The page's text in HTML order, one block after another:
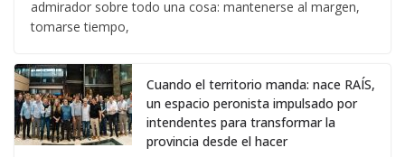
admirador sobre todo una cosa: mantenerse al margen,
tomarse tiempo,
Cuando el territorio manda: nace RAÍS,
un espacio peronista impulsado por
intendentes para transformar la
provincia desde el hacer